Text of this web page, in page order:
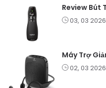
03, 03 2026
02, 03 2026